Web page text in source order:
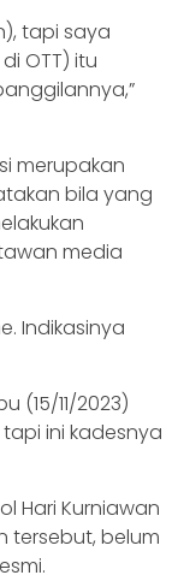
tapi saya
OTT) itu
merupakan
bila yang
media
Indikasinya
(15/11/2023)
ini kadesnya
Hari Kurniawan
tersebut, belum